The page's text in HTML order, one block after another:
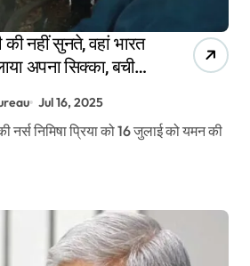
की नहीं सुनते, वहां भारत
अपना सिक्का, बची
Jul 16, 2025